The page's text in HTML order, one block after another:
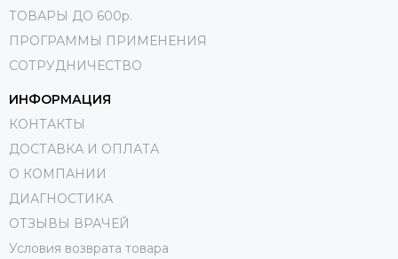
ТОВАРЫ ДО 600р.
ПРОГРАММЫ ПРИМЕНЕНИЯ
СОТРУДНИЧЕСТВО
ИНФОРМАЦИЯ
КОНТАКТЫ
ДОСТАВКА И ОПЛАТА
О КОМПАНИИ
ДИАГНОСТИКА
ОТЗЫВЫ ВРАЧЕЙ
Условия возврата товара